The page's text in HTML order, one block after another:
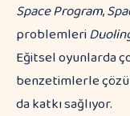
Space Program,
problemleri
Eğitsel oyunlarda
benzetimlerle
da katkı sağlıyor.